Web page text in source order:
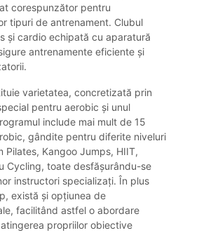
corespunzător pentru
tipuri de antrenament. Clubul
și cardio echipată cu aparatură
antrenamente eficiente și
varietatea, concretizată prin
pentru aerobic și unul
include mai mult de 15
gândite pentru diferite niveluri
Kangoo Jumps, HIIT,
Cycling, toate desfășurându-se
instructori specializați. În plus
există și opțiunea de
facilitând astfel o abordare
propriilor obiective